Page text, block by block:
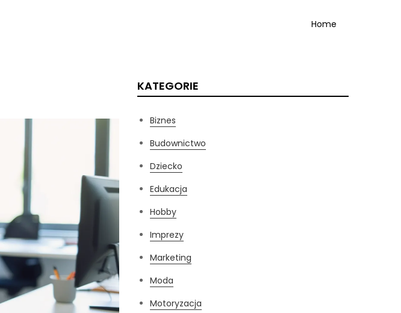
Home
KATEGORIE
Biznes
Budownictwo
Dziecko
Edukacja
Hobby
Imprezy
Marketing
Moda
Motoryzacja